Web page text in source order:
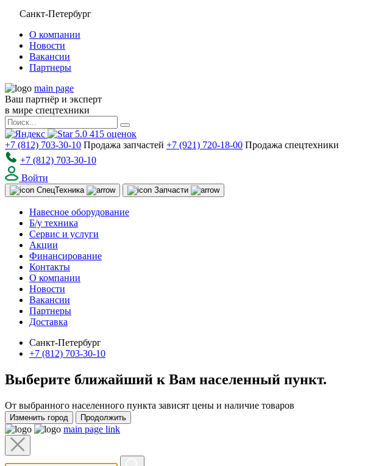
Санкт-Петербург
О компании
Новости
Вакансии
Партнеры
main page
Ваш партнёр и эксперт
в мире спецтехники
5.0 415 оценок
+7 (812) 703-30-10 Продажа запчастей +7 (921) 720-18-00 Продажа спецтехники
+7 (812) 703-30-10
Войти
СпецТехника Запчасти
Навесное оборудование
Б/у техника
Сервис и услуги
Акции
Финансирование
Контакты
О компании
Новости
Вакансии
Партнеры
Доставка
Санкт-Петербург
+7 (812) 703-30-10
Выберите ближайший к Вам населенный пункт.
От выбранного населенного пункта зависят цены и наличие товаров
Изменить город Продолжить
main page link